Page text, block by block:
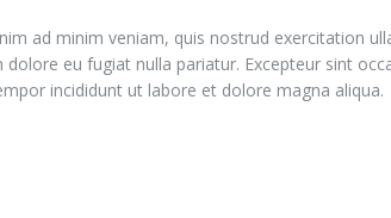
ad minim veniam, quis nostrud exercitation
eu fugiat nulla pariatur. Excepteur sint
incididunt ut labore et dolore magna aliqua.